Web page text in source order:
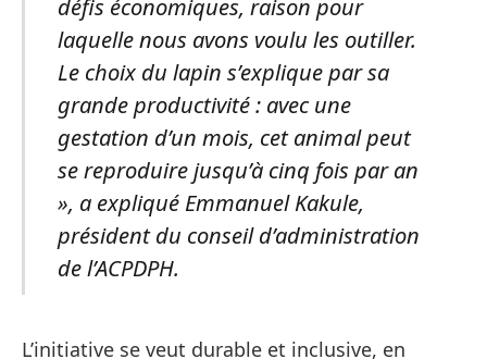
laquelle nous avons voulu les outiller.
Le choix du lapin s’explique par sa
grande productivité : avec une
gestation d’un mois, cet animal peut
se reproduire jusqu’à cinq fois par an
», a expliqué Emmanuel Kakule,
président du conseil d’administration
de l’ACPDPH.
L’initiative se veut durable et inclusive, en